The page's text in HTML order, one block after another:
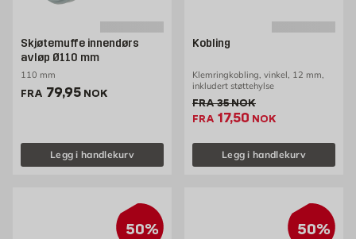
Skjøtemuffe innendørs
avløp Ø110 mm
110 mm
FRA Pris 79.95 NOK /stk
79,95 NOK
Legg i handlekurv
Kobling
Klemringkobling, vinkel, 12 mm,
inkludert støttehylse
FRAGammel pris 35 NOK /stk
35NOK
FRA Ekstrapris 17.5 NOK
17,50 NOK
Legg i handlekurv
50% 50%